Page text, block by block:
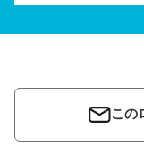
この